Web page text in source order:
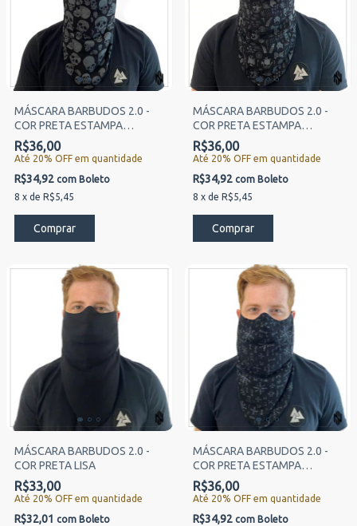
MÁSCARA BARBUDOS 2.0 -
COR PRETA ESTAMPA
EXCLUSIVA CAVEIRA CINZA
R$36,00
Até 20% OFF em quantidade
R$34,92 com Boleto
8 x de R$5,45
MÁSCARA BARBUDOS 2.0 -
COR PRETA ESTAMPA
EXCLUSIVA VIKINGS
R$36,00
Até 20% OFF em quantidade
R$34,92 com Boleto
8 x de R$5,45
MÁSCARA BARBUDOS 2.0 -
COR PRETA LISA
R$33,00
Até 20% OFF em quantidade
R$32,01 com Boleto
MÁSCARA BARBUDOS 2.0 -
COR PRETA ESTAMPA
EXCLUSIVA NÓRDICA
R$36,00
Até 20% OFF em quantidade
R$34,92 com Boleto